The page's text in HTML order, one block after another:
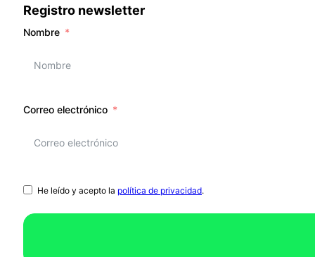
Registro newsletter
Nombre
Correo electrónico
He leído y acepto la política de privacidad.